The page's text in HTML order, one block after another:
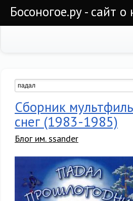
Босоногое.ру - сайт
Сборник
снег (1983-1985)
Блог им. ssander